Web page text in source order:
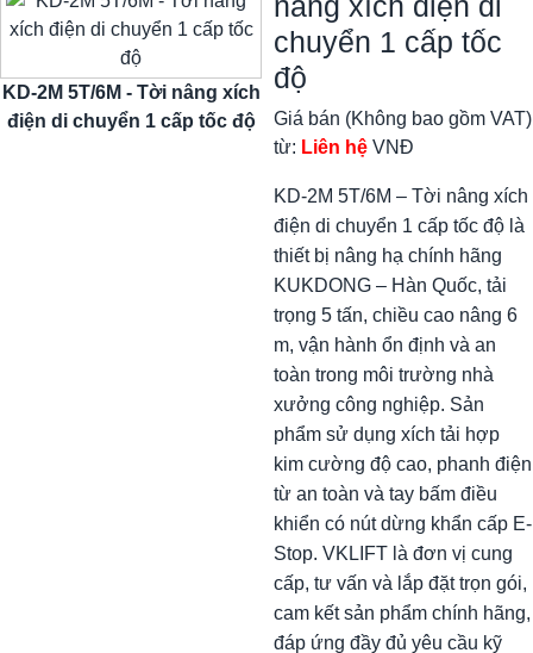
KD-2M 5T/6M - Tời nâng xích
điện di chuyển 1 cấp tốc độ
chuyển 1 cấp tốc
độ
Giá bán (Không bao gồm VAT)
từ: Liên hệ VNĐ
KD-2M 5T/6M – Tời nâng xích
điện di chuyển 1 cấp tốc độ là
thiết bị nâng hạ chính hãng
KUKDONG – Hàn Quốc, tải
trọng 5 tấn, chiều cao nâng 6
m, vận hành ổn định và an
toàn trong môi trường nhà
xưởng công nghiệp. Sản
phẩm sử dụng xích tải hợp
kim cường độ cao, phanh điện
từ an toàn và tay bấm điều
khiển có nút dừng khẩn cấp E-
Stop. VKLIFT là đơn vị cung
cấp, tư vấn và lắp đặt trọn gói,
cam kết sản phẩm chính hãng,
đáp ứng đầy đủ yêu cầu kỹ